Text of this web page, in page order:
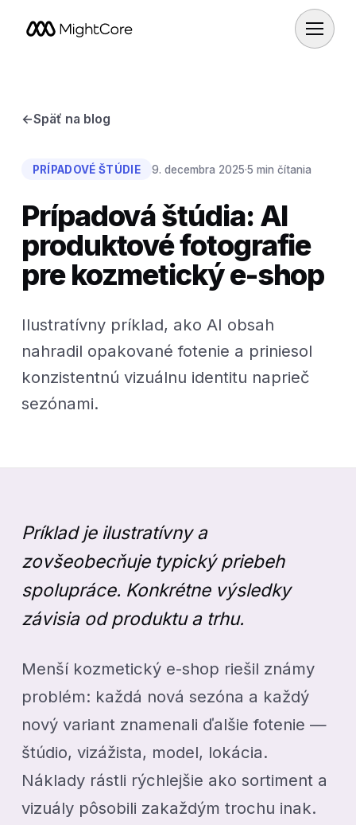
←Späť na blog
PRÍPADOVÉ ŠTÚDIE 9. decembra 2025·5 min čítania
Prípadová štúdia: AI
produktové fotografie
pre kozmetický e-shop
Ilustratívny príklad, ako AI obsah
nahradil opakované fotenie a priniesol
konzistentnú vizuálnu identitu naprieč
sezónami.
Príklad je ilustratívny a
zovšeobecňuje typický priebeh
spolupráce. Konkrétne výsledky
závisia od produktu a trhu.
Menší kozmetický e-shop riešil známy
problém: každá nová sezóna a každý
nový variant znamenali ďalšie fotenie —
štúdio, vizážista, model, lokácia.
Náklady rástli rýchlejšie ako sortiment a
vizuály pôsobili zakaždým trochu inak.